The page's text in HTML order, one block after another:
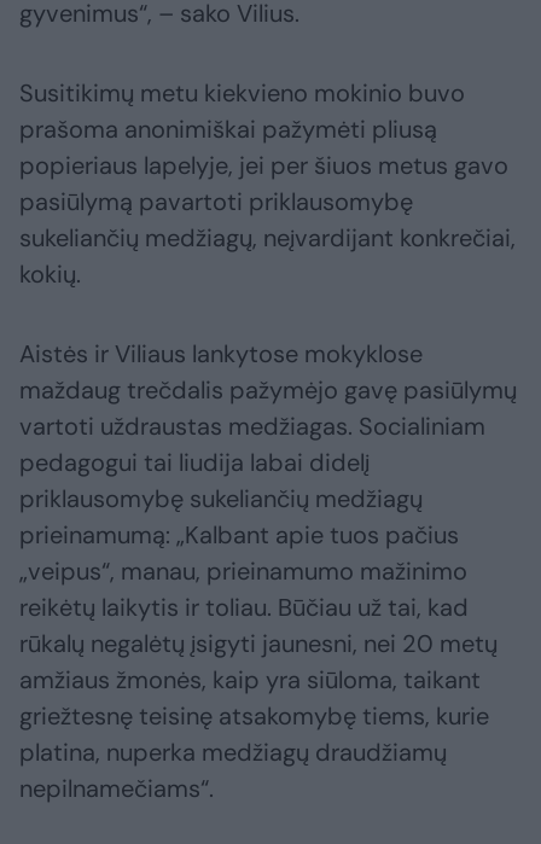
gyvenimus“, – sako Vilius.
Susitikimų metu kiekvieno mokinio buvo
prašoma anonimiškai pažymėti pliusą
popieriaus lapelyje, jei per šiuos metus gavo
pasiūlymą pavartoti priklausomybę
sukeliančių medžiagų, neįvardijant konkrečiai,
kokių.
Aistės ir Viliaus lankytose mokyklose
maždaug trečdalis pažymėjo gavę pasiūlymų
vartoti uždraustas medžiagas. Socialiniam
pedagogui tai liudija labai didelį
priklausomybę sukeliančių medžiagų
prieinamumą: „Kalbant apie tuos pačius
„veipus“, manau, prieinamumo mažinimo
reikėtų laikytis ir toliau. Būčiau už tai, kad
rūkalų negalėtų įsigyti jaunesni, nei 20 metų
amžiaus žmonės, kaip yra siūloma, taikant
griežtesnę teisinę atsakomybę tiems, kurie
platina, nuperka medžiagų draudžiamų
nepilnamečiams“.